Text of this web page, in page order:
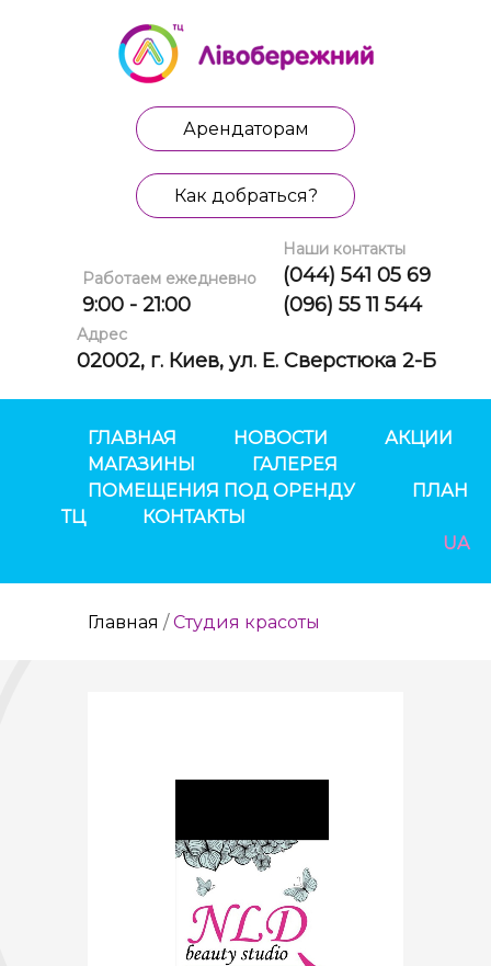
Арендаторам
Как добраться?
Работаем ежедневно
9:00 - 21:00
Наши контакты
(044) 541 05 69
(096) 55 11 544
Адрес
02002, г. Киев, ул. Е. Сверстюка 2-Б
ГЛАВНАЯ НОВОСТИ
АКЦИИ
МАГАЗИНЫ
ГАЛЕРЕЯ
ПОМЕЩЕНИЯ ПОД ОРЕНДУ
ПЛАН
ТЦ
КОНТАКТЫ
UA
Главная /Студия красоты